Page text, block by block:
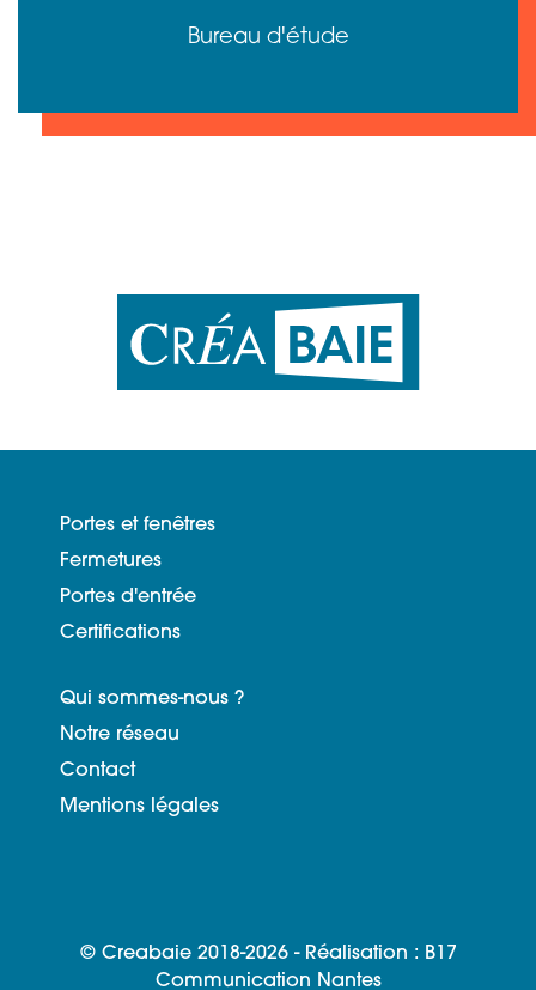
Bureau d'étude
Portes et fenêtres
Fermetures
Portes d'entrée
Certifications
Qui sommes-nous ?
Notre réseau
Contact
Mentions légales
© Creabaie 2018-2026 - Réalisation : B17
Communication Nantes